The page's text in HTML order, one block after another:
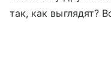
так, как выглядят?